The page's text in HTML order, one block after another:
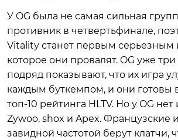
У OG была не самая сильная
противник в четвертьфинале,
Vitality станет первым серьезным
которое они провалят. OG уже
подряд показывают, что их игра
каждым буткемпом, и они готовы
топ-10 рейтинга HLTV. Но у OG
Zywoo, shox и Apex. Французские
завидной частотой берут клатчи,